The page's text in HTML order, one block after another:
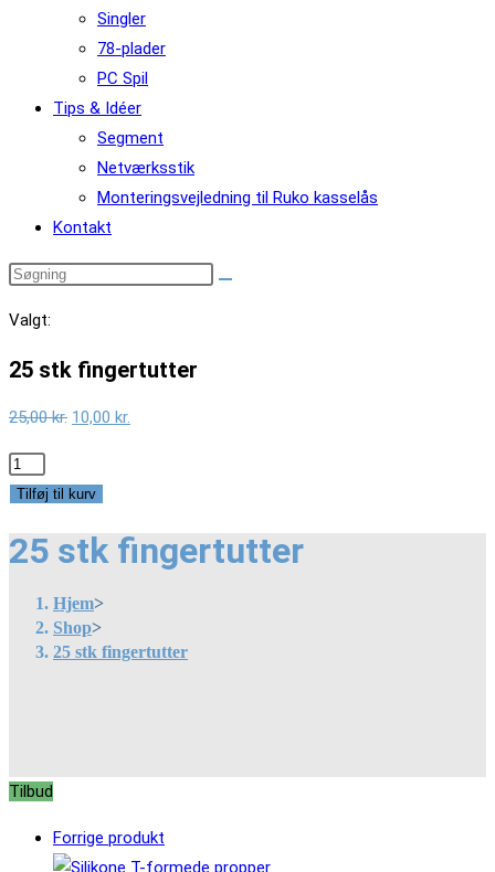
Singler
78-plader
PC Spil
Tips & Idéer
Segment
Netværksstik
Monteringsvejledning til Ruko kasselås
Kontakt
Valgt:
25 stk fingertutter
25,00kr. Original
25,00 kr..
10,00 kr.
25
stk
antal
Tilføj til kurv
25 stk fingertutter
Hjem>
Shop>
25 stk fingertutter
Tilbud
Forrige produkt